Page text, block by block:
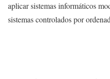
aplicar sistemas informáticos
sistemas controlados por